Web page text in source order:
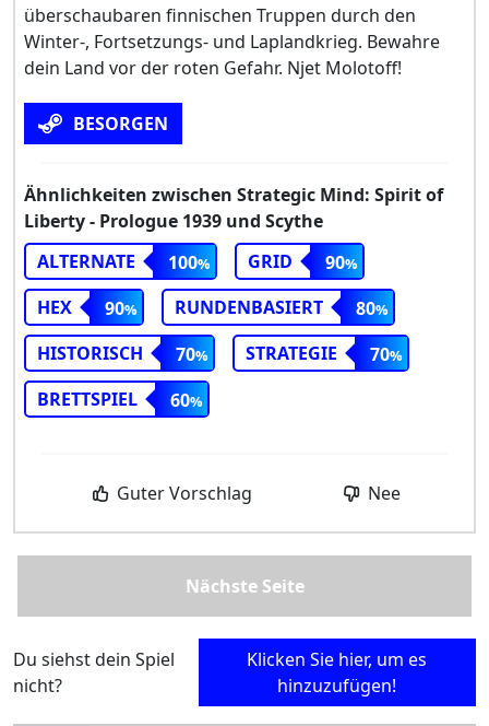
überschaubaren finnischen Truppen durch den
Winter-, Fortsetzungs- und Laplandkrieg. Bewahre
dein Land vor der roten Gefahr. Njet Molotoff!
BESORGEN
Ähnlichkeiten zwischen Strategic Mind: Spirit of
Liberty - Prologue 1939 und Scythe
ALTERNATE
100 GRID
90
HEX
90 RUNDENBASIERT
80
HISTORISCH
70 STRATEGIE
70
BRETTSPIEL
60
Guter Vorschlag Nee
Nächste Seite
Du siehst dein Spiel
nicht?
Klicken Sie hier, um es
hinzuzufügen!